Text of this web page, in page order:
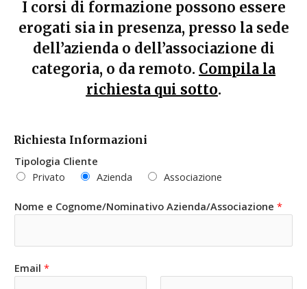
I corsi di formazione possono essere
erogati sia in presenza, presso la sede
dell’azienda o dell’associazione di
categoria, o da remoto. Compila la
richiesta qui sotto.
Richiesta Informazioni
Tipologia Cliente
Privato
Azienda Associazione
Nome e Cognome/Nominativo Azienda/Associazione *
Email *